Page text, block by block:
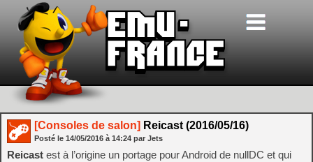
[Consoles de salon] Reicast (2016/05/16)
Posté le 14/05/2016 à 14:24 par Jets
Reicast est à l’origine un portage pour Android de nullDC et qui